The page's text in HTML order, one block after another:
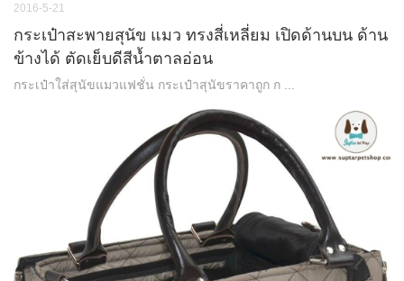
2016-5-21
กระเป๋าสะพายสุนัข แมว ทรงสี่เหลี่ยม เปิดด้านบน ด้าน
ข้างได้ ตัดเย็บดีสีน้ำตาลอ่อน
กระเป๋าใส่สุนัขแมวแฟชั่น กระเป๋าสุนัขราคาถูก ก ...